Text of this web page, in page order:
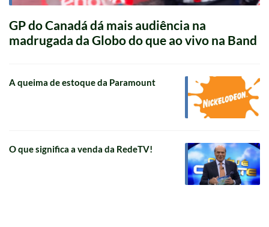
GP do Canadá dá mais audiência na
madrugada da Globo do que ao vivo na Band
A queima de estoque da Paramount
O que significa a venda da RedeTV!